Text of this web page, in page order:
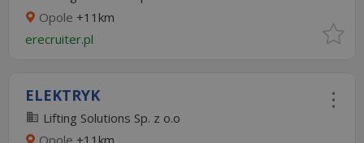
Opole +11km
erecruiter.pl
ELEKTRYK
Lifting Solutions Sp. z o.o
Opole +11km